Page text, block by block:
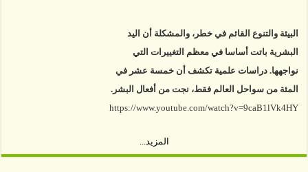
البشرية باتت أساسا في معظم التغييرات التي
نواجهها. دراسات علمية تكشف أن خمسة عشر في
المئة من سواحل العالم فقط، نجت من أفعال البشر.
https://www.youtube.com/watch?v=9caB1lVk4HY
اعتمادها على أنها مستدامة تدمرت بشكل أسرع من
المزيد...